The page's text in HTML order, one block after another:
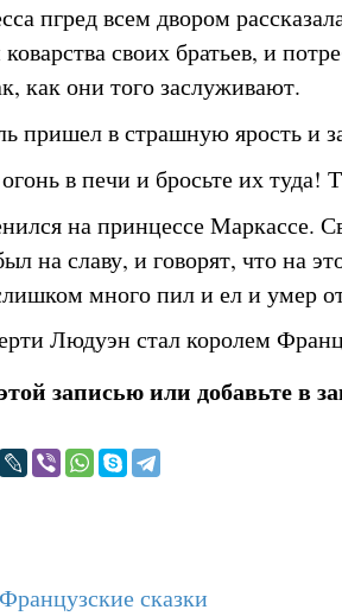
пгред всем двором
своих братьев, и
как они того заслуживают.
пришел в страшную ярость и
в печи и бросьте их туда!
на принцессе Маркассе.
на славу, и говорят, что на
много пил и ел и умер
Людуэн стал королем
записью или добавьте в
Французские сказки